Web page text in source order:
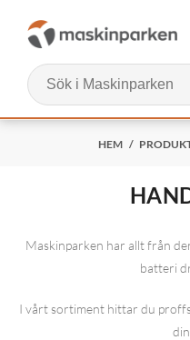
HEM /
Maskinparken har allt från
batteri
I vårt sortiment hittar du